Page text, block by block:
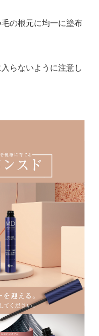
の根元に均一に塗布
らないように注意し